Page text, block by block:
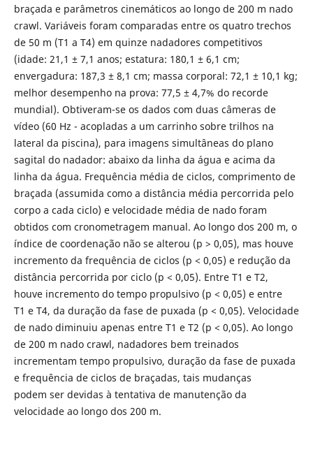
braçada e parâmetros cinemáticos ao longo de 200 m nado
crawl. Variáveis foram comparadas entre os quatro trechos
de 50 m (T1 a T4) em quinze nadadores competitivos
(idade: 21,1 ± 7,1 anos; estatura: 180,1 ± 6,1 cm;
envergadura: 187,3 ± 8,1 cm; massa corporal: 72,1 ± 10,1 kg;
melhor desempenho na prova: 77,5 ± 4,7% do recorde
mundial). Obtiveram-se os dados com duas câmeras de
vídeo (60 Hz - acopladas a um carrinho sobre trilhos na
lateral da piscina), para imagens simultâneas do plano
sagital do nadador: abaixo da linha da água e acima da
linha da água. Frequência média de ciclos, comprimento de
braçada (assumida como a distância média percorrida pelo
corpo a cada ciclo) e velocidade média de nado foram
obtidos com cronometragem manual. Ao longo dos 200 m, o
índice de coordenação não se alterou (p > 0,05), mas houve
incremento da frequência de ciclos (p < 0,05) e redução da
distância percorrida por ciclo (p < 0,05). Entre T1 e T2,
houve incremento do tempo propulsivo (p < 0,05) e entre
T1 e T4, da duração da fase de puxada (p < 0,05). Velocidade
de nado diminuiu apenas entre T1 e T2 (p < 0,05). Ao longo
de 200 m nado crawl, nadadores bem treinados
incrementam tempo propulsivo, duração da fase de puxada
e frequência de ciclos de braçadas, tais mudanças
podem ser devidas à tentativa de manutenção da
velocidade ao longo dos 200 m.